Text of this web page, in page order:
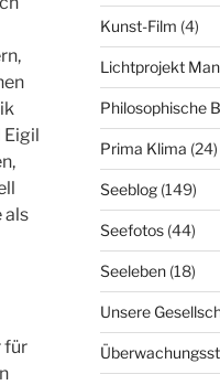
Eigil
als
für
Kunst-Film (4)
Lichtprojekt
Philosophische
Prima Klima (24)
Seeblog(149)
Seefotos(44)
Seeleben(18)
Unsere